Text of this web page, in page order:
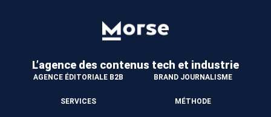
L’agence des contenus tech et industrie
AGENCE ÉDITORIALE B2B BRAND JOURNALISME
SERVICES MÉTHODE